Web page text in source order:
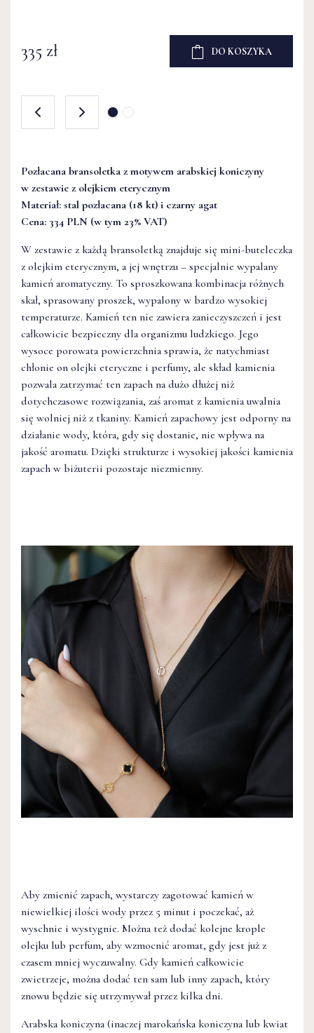
335 zł DO KOSZYKA
335 zł DO KOSZYKA
Pozłacana bransoletka z motywem arabskiej koniczyny
w zestawie z olejkiem eterycznym
Materiał: stal pozłacana (18 kt) i czarny agat
Cena: 334 PLN (w tym 23% VAT)
W zestawie z każdą bransoletką znajduje się mini-buteleczka
z olejkim eterycznym, a jej wnętrzu – specjalnie wypalany
kamień aromatyczny. To sproszkowana kombinacja różnych
skał, sprasowany proszek, wypalony w bardzo wysokiej
temperaturze. Kamień ten nie zawiera zanieczyszczeń i jest
całkowicie bezpieczny dla organizmu ludzkiego. Jego
wysoce porowata powierzchnia sprawia, że natychmiast
chłonie on olejki eteryczne i perfumy, ale skład kamienia
pozwala zatrzymać ten zapach na dużo dłużej niż
dotychczasowe rozwiązania, zaś aromat z kamienia uwalnia
się wolniej niż z tkaniny. Kamień zapachowy jest odporny na
działanie wody, która, gdy się dostanie, nie wpływa na
jakość aromatu. Dzięki strukturze i wysokiej jakości kamienia
zapach w biżuterii pozostaje niezmienny.
Aby zmienić zapach, wystarczy zagotować kamień w
niewielkiej ilości wody przez 5 minut i poczekać, aż
wyschnie i wystygnie. Można też dodać kolejne krople
olejku lub perfum, aby wzmocnić aromat, gdy jest już z
czasem mniej wyczuwalny. Gdy kamień całkowicie
zwietrzeje, można dodać ten sam lub inny zapach, który
znowu będzie się utrzymywał przez kilka dni.
Arabska koniczyna (inaczej marokańska koniczyna lub kwiat